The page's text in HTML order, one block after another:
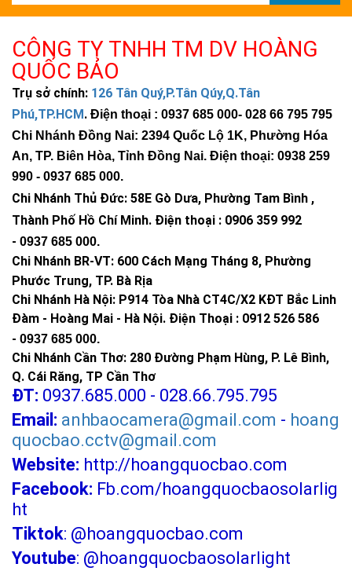
CÔNG TY TNHH TM DV HOÀNG
QUỐC BẢO
Trụ sở chính: 126 Tân Quý,P.Tân Qúy,Q.Tân
Phú,TP.HCM. Điện thoại : 0937 685 000- 028 66 795 795
Chi Nhánh Đồng Nai: 2394 Quốc Lộ 1K, Phường Hóa
An, TP. Biên Hòa, Tỉnh Đồng Nai. Điện thoại: 0938 259
990 - 0937 685 000.
Chi Nhánh Thủ Đức: 58E Gò Dưa, Phường Tam Bình ,
Thành Phố Hồ Chí Minh. Điện thoại : 0906 359 992
- 0937 685 000.
Chi Nhánh BR-VT: 600 Cách Mạng Tháng 8, Phường
Phước Trung, TP. Bà Rịa
Chi Nhánh Hà Nội: P914 Tòa Nhà CT4C/X2 KĐT Bắc Linh
Đàm - Hoàng Mai - Hà Nội. Điện Thoại : 0912 526 586
- 0937 685 000.
Chi Nhánh Cần Thơ: 280 Đường Phạm Hùng, P. Lê Bình,
Q. Cái Răng, TP Cần Thơ
ĐT: 0937.685.000 - 028.66.795.795
Email: anhbaocamera@gmail.com - hoang
quocbao.cctv@gmail.com
Website: http://hoangquocbao.com
Facebook: Fb.com/hoangquocbaosolarlig
ht
Tiktok: @hoangquocbao.com
Youtube: @hoangquocbaosolarlight